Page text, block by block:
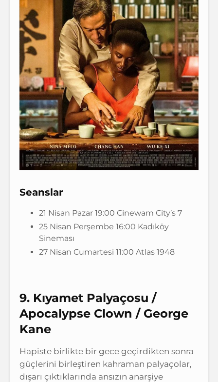
Seanslar
21 Nisan Pazar 19:00 Cinewam City’s 7
25 Nisan Perşembe 16:00 Kadıköy
Sineması
27 Nisan Cumartesi 11:00 Atlas 1948
9. Kıyamet Palyaçosu /
Apocalypse Clown / George
Kane
Hapiste birlikte bir gece geçirdikten sonra
güçlerini birleştiren kahraman palyaçolar,
dışarı çıktıklarında ansızın anarşiye